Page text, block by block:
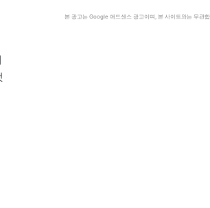
본 광고는 Google 애드센스 광고이며, 본 사이트와는 무관합